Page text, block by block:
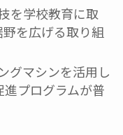
を学校教育に取
を広げる取り組
グマシンを活用し
プログラムが普